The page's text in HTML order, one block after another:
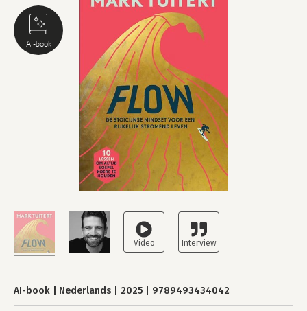
AI-book
AI-book Nederlands 2025 9789493434042